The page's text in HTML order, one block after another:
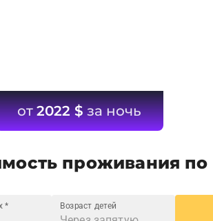
от2022 $за ночь
проживания
* Возраст детей